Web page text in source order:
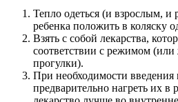
Тепло одеться (и взрослым, и
ребенка положить в коляску
Взять с собой лекарства,
соответствии с режимом (или
прогулки).
При необходимости введения
предварительно нагреть их в